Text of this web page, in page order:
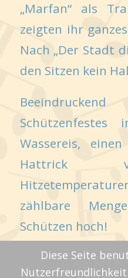
„Marfan“ als
zeigten ihr
Nach „Der Stadt
den Sitzen kein
Wassereis,
Hattrick
zählbare
Schützen hoch!
Diese Seite